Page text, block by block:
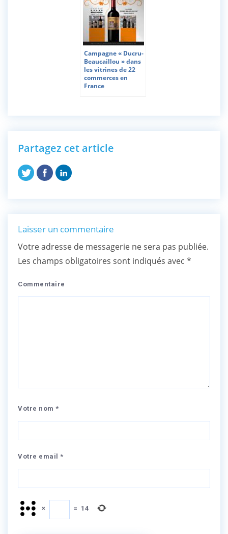
Campagne « Ducru-
Beaucaillou » dans
les vitrines de 22
commerces en
France
Partagez cet article
Laisser un commentaire
Votre adresse de messagerie ne sera pas publiée.
Les champs obligatoires sont indiqués avec *
Commentaire
Votre nom *
Votre email *
× = 14